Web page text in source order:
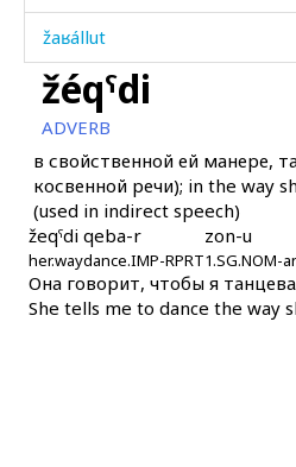
žaʁállut
žánitːu
žánnut
žáqˤat'u
žáqˤdi
žáqˤdijt'u
žéqˤdi
ADVERB
в свойственной ей манере,
косвенной речи); in the way
(used in indirect speech)
žeqˤdi
her.way
qeba-r
dance.IMP-RPRT
zon-u
1.SG.NOM-
Она говорит, чтобы я
She tells me to dance the way